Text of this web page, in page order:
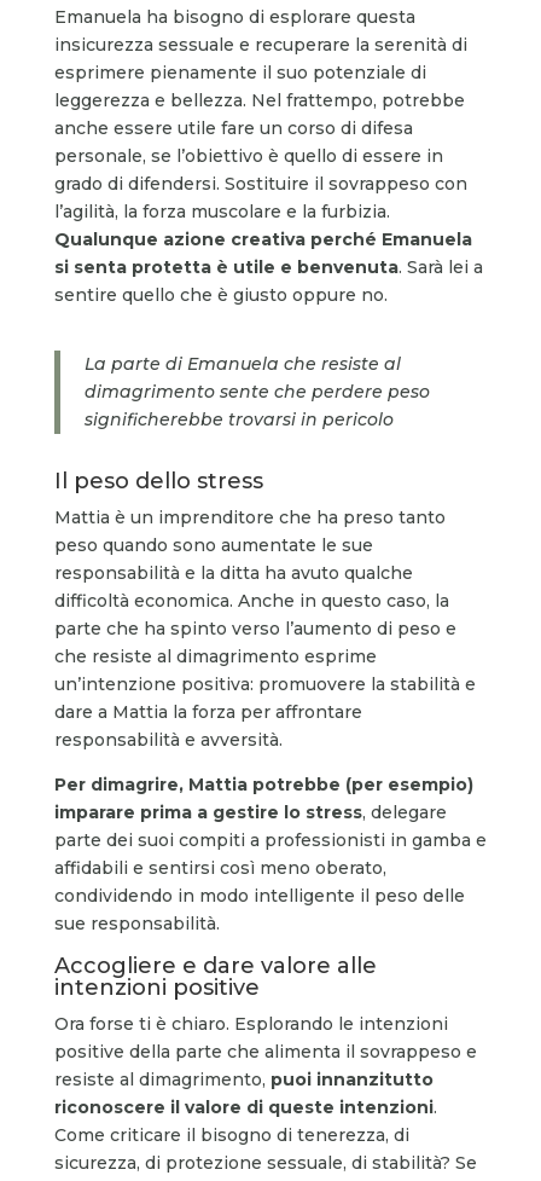
Emanuela ha bisogno di esplorare questa
insicurezza sessuale e recuperare la serenità di
esprimere pienamente il suo potenziale di
leggerezza e bellezza. Nel frattempo, potrebbe
anche essere utile fare un corso di difesa
personale, se l’obiettivo è quello di essere in
grado di difendersi. Sostituire il sovrappeso con
l’agilità, la forza muscolare e la furbizia.
Qualunque azione creativa perché Emanuela
si senta protetta è utile e benvenuta. Sarà lei a
sentire quello che è giusto oppure no.
La parte di Emanuela che resiste al
dimagrimento sente che perdere peso
significherebbe trovarsi in pericolo
Il peso dello stress
Mattia è un imprenditore che ha preso tanto
peso quando sono aumentate le sue
responsabilità e la ditta ha avuto qualche
difficoltà economica. Anche in questo caso, la
parte che ha spinto verso l’aumento di peso e
che resiste al dimagrimento esprime
un’intenzione positiva: promuovere la stabilità e
dare a Mattia la forza per affrontare
responsabilità e avversità.
Per dimagrire, Mattia potrebbe (per esempio)
imparare prima a gestire lo stress, delegare
parte dei suoi compiti a professionisti in gamba e
affidabili e sentirsi così meno oberato,
condividendo in modo intelligente il peso delle
sue responsabilità.
Accogliere e dare valore alle
intenzioni positive
Ora forse ti è chiaro. Esplorando le intenzioni
positive della parte che alimenta il sovrappeso e
resiste al dimagrimento, puoi innanzitutto
riconoscere il valore di queste intenzioni.
Come criticare il bisogno di tenerezza, di
sicurezza, di protezione sessuale, di stabilità? Se